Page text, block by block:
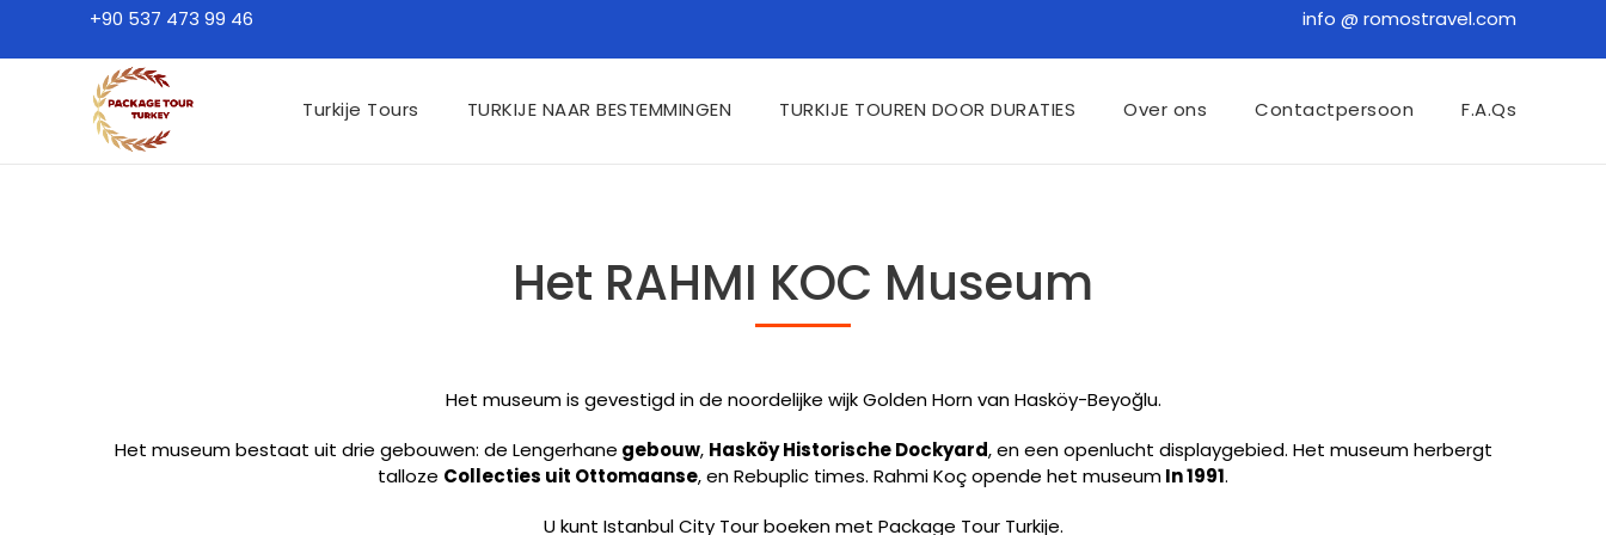
+90 537 473 99 46 info @ romostravel.com
Turkije Tours TURKIJE NAAR BESTEMMINGEN TURKIJE TOUREN DOOR DURATIES Over ons Contactpersoon F.A.Qs
Het RAHMI KOC Museum
Het museum is gevestigd in de noordelijke wijk Golden Horn van Hasköy-Beyoğlu.
Het museum bestaat uit drie gebouwen: de Lengerhane gebouw, Hasköy Historische Dockyard, en een openlucht displaygebied. Het museum herbergt
talloze Collecties uit Ottomaanse, en Rebuplic times. Rahmi Koç opende het museumIn 1991.
U kunt Istanbul City Tour boeken met Package Tour Turkije.